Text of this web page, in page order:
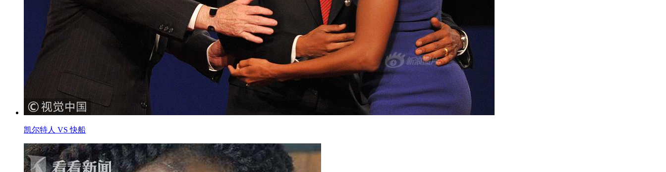
凯尔特人 VS 快船